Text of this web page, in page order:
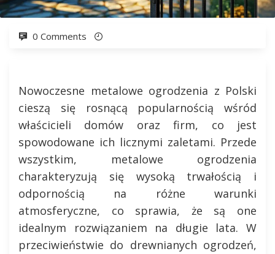
0 Comments
Nowoczesne metalowe ogrodzenia z Polski
cieszą się rosnącą popularnością wśród
właścicieli domów oraz firm, co jest
spowodowane ich licznymi zaletami. Przede
wszystkim, metalowe ogrodzenia
charakteryzują się wysoką trwałością i
odpornością na różne warunki
atmosferyczne, co sprawia, że są one
idealnym rozwiązaniem na długie lata. W
przeciwieństwie do drewnianych ogrodzeń,